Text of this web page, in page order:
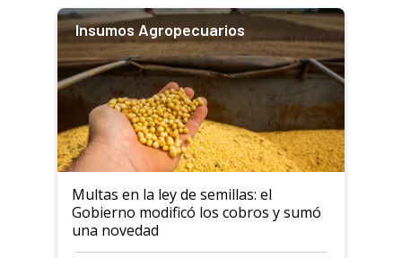
Insumos Agropecuarios
Multas en la ley de semillas: el
Gobierno modificó los cobros y sumó
una novedad